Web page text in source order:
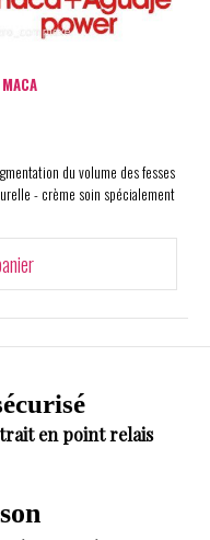
du volume des fesses
- crème soin spécialement
en point relais